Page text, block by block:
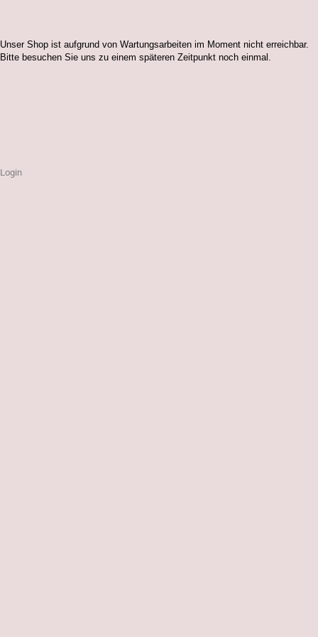
Unser Shop ist aufgrund von Wartungsarbeiten im Moment nicht erreichbar.
Bitte besuchen Sie uns zu einem späteren Zeitpunkt noch einmal.
Login